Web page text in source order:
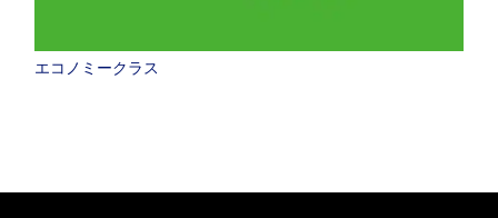
エコノミークラス